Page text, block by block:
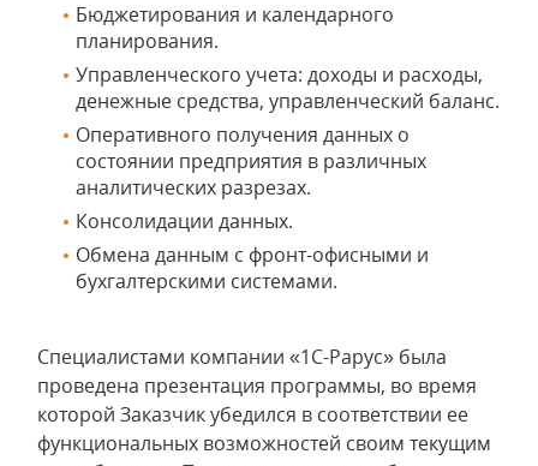
Бюджетирования и календарного
планирования.
Управленческого учета: доходы и расходы,
денежные средства, управленческий баланс.
Оперативного получения данных о
состоянии предприятия в различных
аналитических разрезах.
Консолидации данных.
Обмена данным с фронт-офисными и
бухгалтерскими системами.
Специалистами компании «1С-Рарус» была
проведена презентация программы, во время
которой Заказчик убедился в соответствии ее
функциональных возможностей своим текущим